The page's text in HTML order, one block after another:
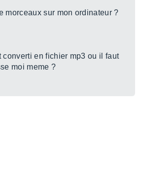
morceaux sur mon ordinateur ?
converti en fichier mp3 ou il faut
moi meme ?